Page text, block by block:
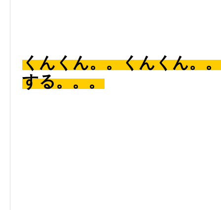
くんくん。。くんくん。
する。。。